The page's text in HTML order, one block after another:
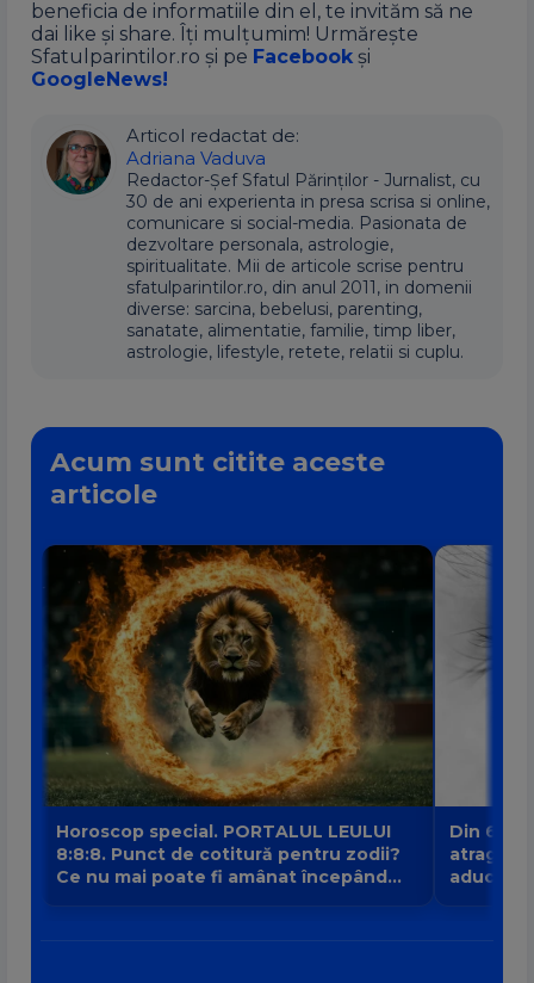
beneficia de informatiile din el, te invităm să ne
dai like și share. Îți mulțumim! Urmărește
Sfatulparintilor.ro și pe Facebook și
GoogleNews!
Articol redactat de:
Adriana Vaduva
Redactor-Șef Sfatul Părinților - Jurnalist, cu
30 de ani experienta in presa scrisa si online,
comunicare si social-media. Pasionata de
dezvoltare personala, astrologie,
spiritualitate. Mii de articole scrise pentru
sfatulparintilor.ro, din anul 2011, in domenii
diverse: sarcina, bebelusi, parenting,
sanatate, alimentatie, familie, timp liber,
astrologie, lifestyle, retete, relatii si cuplu.
Acum sunt citite aceste
articole
Horoscop special. PORTALUL LEULUI
8:8:8. Punct de cotitură pentru zodii?
Ce nu mai poate fi amânat începând
Din 6
atrage
aduce